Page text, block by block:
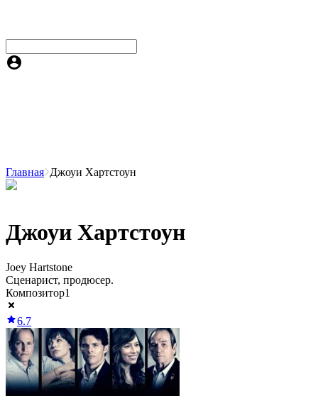
Главная Джоуи Хартстоун
Джоуи Хартстоун
Joey Hartstone
Сценарист, продюсер.
Композитор1
6.7